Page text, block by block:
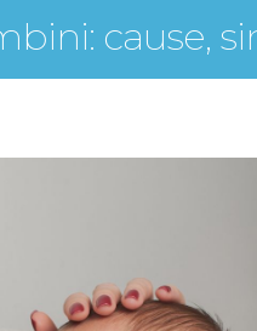
cause,